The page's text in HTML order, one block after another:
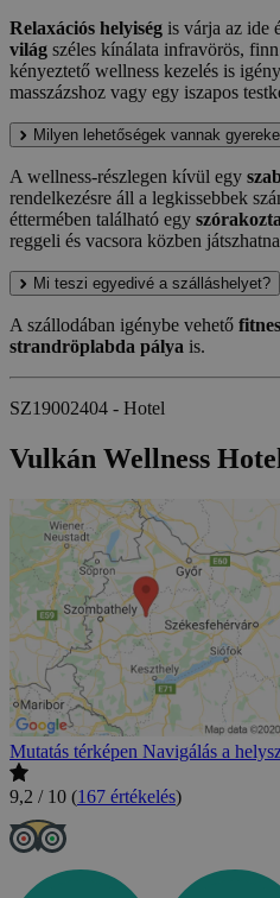
Relaxációs helyiség is várja az ide
világ széles kínálata infravörös,
kényeztető wellness kezelés is
masszázshoz vagy egy iszapos
Milyen lehetőségek vannak
A wellness-részlegen kívül egy
rendelkezésre áll a legkissebbek
éttermében található egy
reggeli és vacsora közben
Mi teszi egyedivé a szálláshelyet?
A szállodában igénybe vehető
strandröplabda pálya is.
SZ19002404 - Hotel
Vulkán Wellness
Mutatás térképen Navigálás a
9,2 / 10 (167 értékelés)